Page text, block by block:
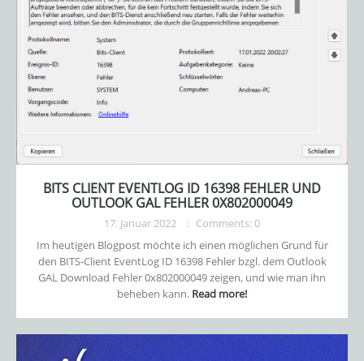
BITS CLIENT EVENTLOG ID 16398 FEHLER UND
OUTLOOK GAL FEHLER 0X802000049
17. Januar 2022
Comments: 0
Im heutigen Blogpost möchte ich einen möglichen Grund für
den BITS-Client EventLog ID 16398 Fehler bzgl. dem Outlook
GAL Download Fehler 0x802000049 zeigen, und wie man ihn
beheben kann. Read more!